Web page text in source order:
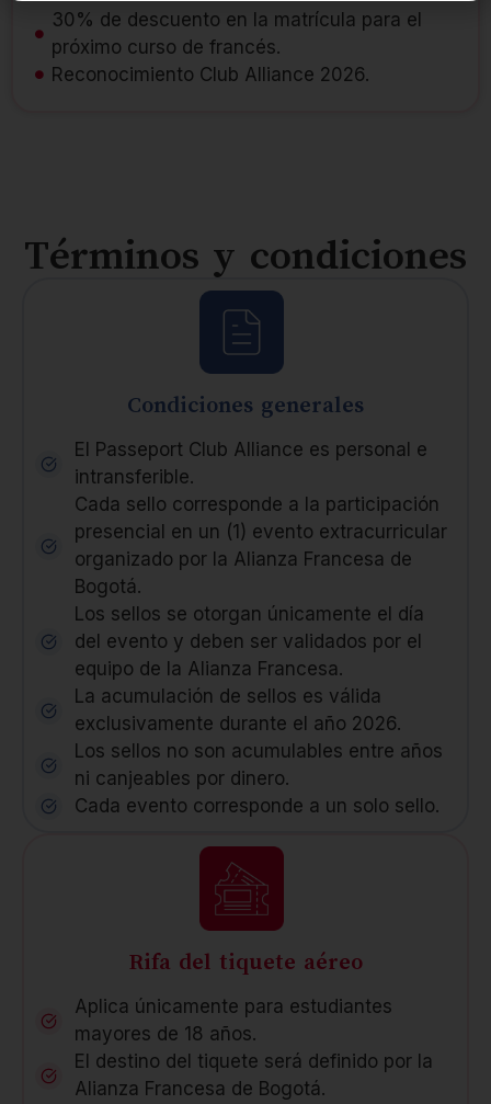
30% de descuento en la matrícula para el
próximo curso de francés.
Reconocimiento Club Alliance 2026.
Términos y condiciones
Condiciones generales
El Passeport Club Alliance es personal e
intransferible.
Cada sello corresponde a la participación
presencial en un (1) evento extracurricular
organizado por la Alianza Francesa de
Bogotá.
Los sellos se otorgan únicamente el día
del evento y deben ser validados por el
equipo de la Alianza Francesa.
La acumulación de sellos es válida
exclusivamente durante el año 2026.
Los sellos no son acumulables entre años
ni canjeables por dinero.
Cada evento corresponde a un solo sello.
Rifa del tiquete aéreo
Aplica únicamente para estudiantes
mayores de 18 años.
El destino del tiquete será definido por la
Alianza Francesa de Bogotá.